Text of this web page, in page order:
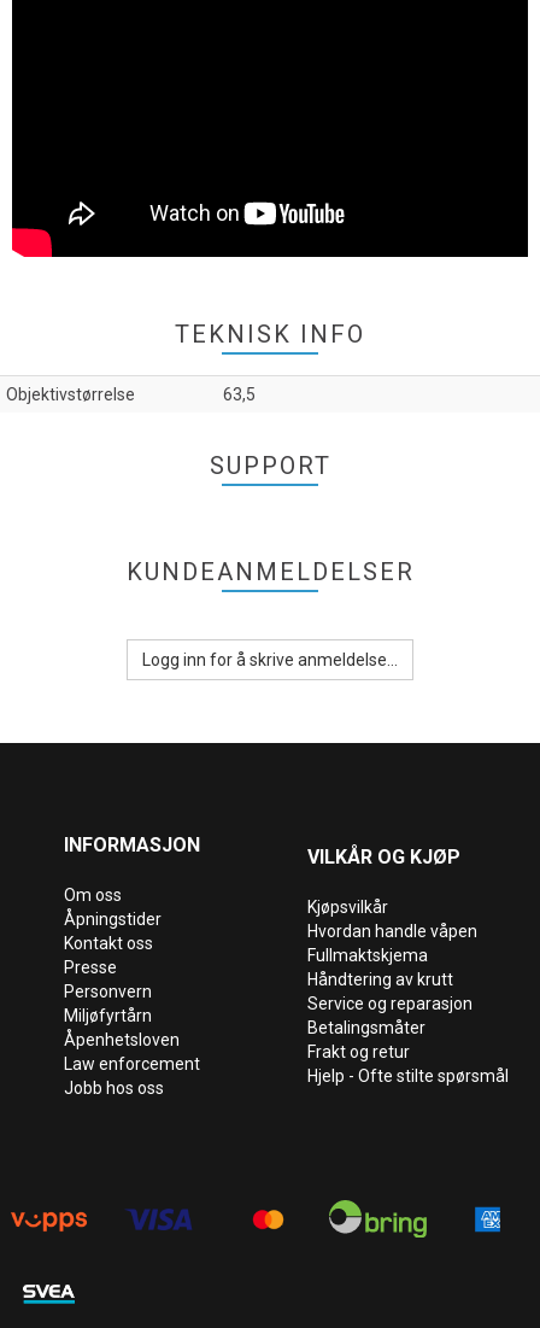
TEKNISK INFO
Objektivstørrelse 63,5
SUPPORT
KUNDEANMELDELSER
Logg inn for å skrive anmeldelse...
INFORMASJON
Om oss
Åpningstider
Kontakt oss
Presse
Personvern
Miljøfyrtårn
Åpenhetsloven
Law enforcement
Jobb hos oss
VILKÅR OG KJØP
Kjøpsvilkår
Hvordan handle våpen
Fullmaktskjema
Håndtering av krutt
Service og reparasjon
Betalingsmåter
Frakt og retur
Hjelp - Ofte stilte spørsmål